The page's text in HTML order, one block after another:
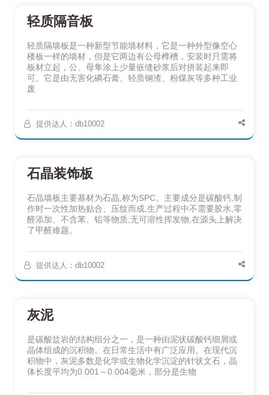
轻质隔音板
轻质隔墙板是一种新型节能墙材料，它是一种外型像空心
楼板一样的墙材，但是它两边有公母榫槽，安装时只需将
板材立起，公、母隼涂上少量嵌缝砂浆后对拼装起来即
可。它是由无害化磷石膏、轻质钢渣、粉煤灰等多种工业
废
提供达人：db10002
石晶装饰板
石晶墙板主要基材为石晶,称为SPC。主要成分是碳酸钙,制
作时一次性加热贴合、压纹而成,生产过程中不需要胶水,零
醛添加、不含苯、铅等物质,无可溶性挥发物,在源头上解决
了甲醛难题。
提供达人：db10002
灰泥
是碳酸盐岩的结构组分之一，是一种由泥状碳酸钙细屑或
晶体组成的沉积物。在日常生活中有广泛应用。在现代沉
积物中，灰泥多数是化学或生物化学沉淀的针状文石，晶
体长度平均为0.001～0.004毫米，部分是生物